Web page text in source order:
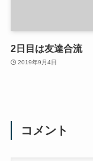
2日目は友達合流
2019年9月4日
コメント